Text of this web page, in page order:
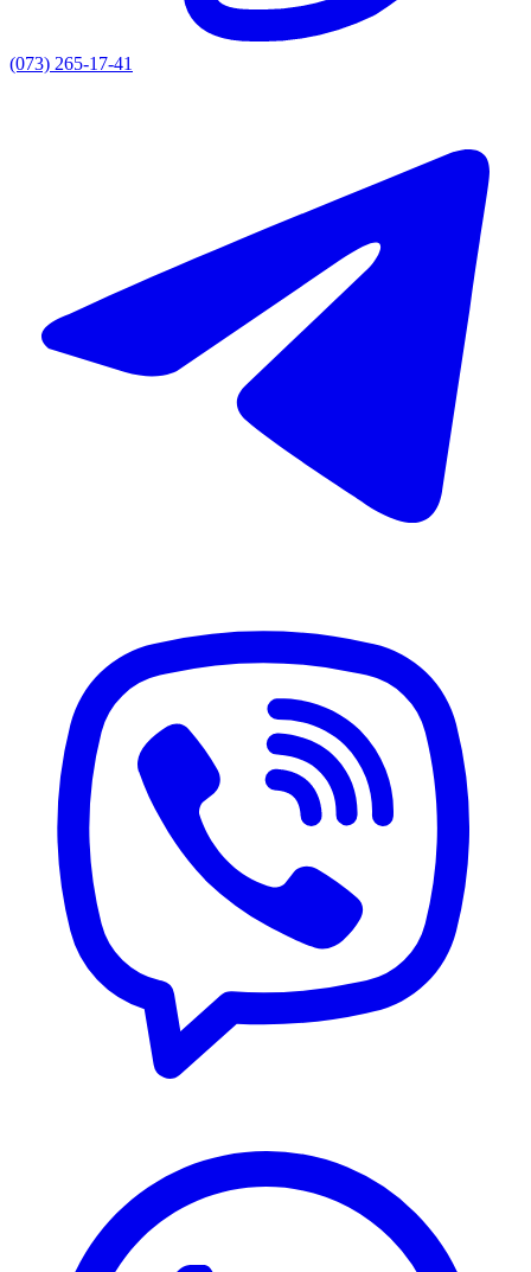
(073) 265-17-41